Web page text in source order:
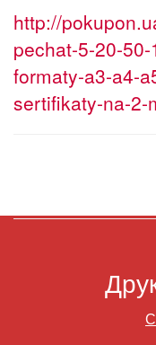
http://
pechat-5-20-
formaty-a3-a4-
sertifikaty-na-2-